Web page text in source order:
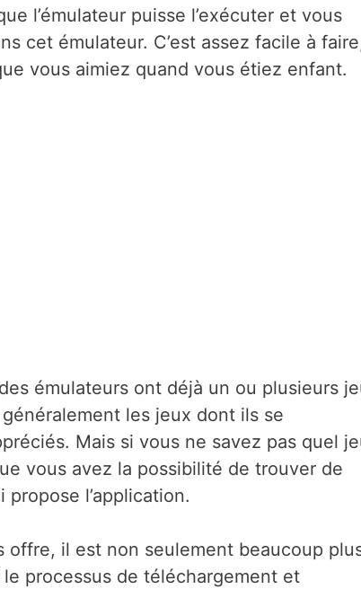
l’émulateur puisse l’exécuter et vous
cet émulateur. C’est assez facile à
vous aimiez quand vous étiez enfant.
émulateurs ont déjà un ou plusieurs
les jeux dont ils se
Mais si vous ne savez pas quel
vous avez la possibilité de trouver de
l’application.
offre, il est non seulement beaucoup
processus de téléchargement et